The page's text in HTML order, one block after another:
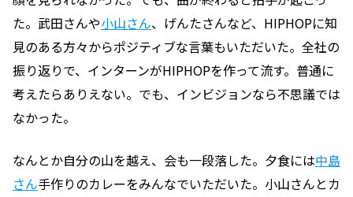
た。武田さんや小山さん、げんたさんなど、HIPHOPに知
見のある方々からポジティブな言葉もいただいた。全社の
振り返りで、インターンがHIPHOPを作って流す。普通に
考えたらありえない。でも、インビジョンなら不思議では
なかった。
なんとか自分の山を越え、会も一段落した。夕食には中島
さん手作りのカレーをみんなでいただいた。小山さんとカ